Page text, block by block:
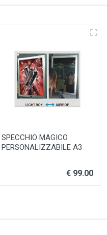
SPECCHIO MAGICO
PERSONALIZZABILE A3
€ 99.00